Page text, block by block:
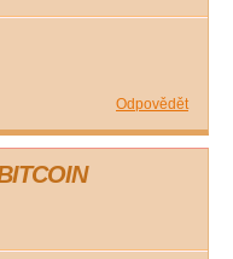
Odpovědět